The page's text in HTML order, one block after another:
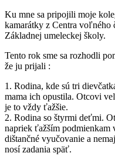
Ku mne sa pripojili moje
kamarátky z Centra voľného
Základnej umeleckej školy.
Tento rok sme sa rozhodli
že ju prijali :
1. Rodina, kde sú tri
mama ich opustila. Otcovi
je to vždy ťažšie.
2. Rodina so štyrmi deťmi.
napriek ťažším podmienkam
dištančné vyučovanie a
nosí zadania späť.